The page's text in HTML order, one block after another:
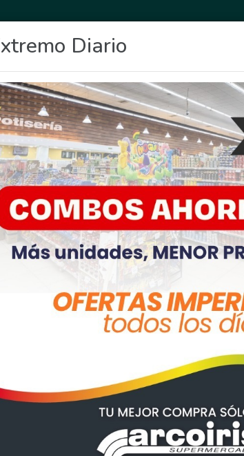
OCIO DEPORTES FIGHIERA GENERAL
Diario